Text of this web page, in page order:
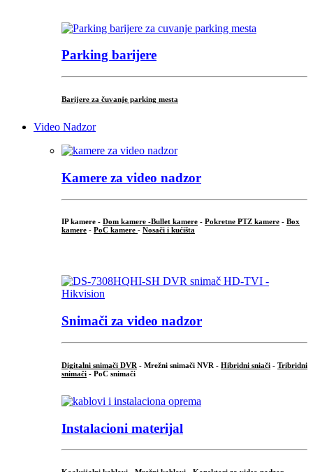
Parking barijere
Barijere za čuvanje parking mesta
Video Nadzor
Kamere za video nadzor
IP kamere - Dom kamere -Bullet kamere - Pokretne PTZ kamere - Box
kamere - PoC kamere - Nosači i kućišta
Snimači za video nadzor
Digitalni snimači DVR - Mrežni snimači NVR - Hibridni sniači - Tribridni
snimači - PoC snimači
Instalacioni materijal